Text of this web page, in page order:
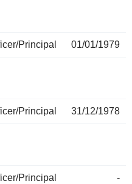
Principal 01/01/1979
Principal 31/12/1978
Principal -